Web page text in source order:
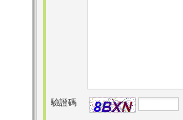
驗證碼